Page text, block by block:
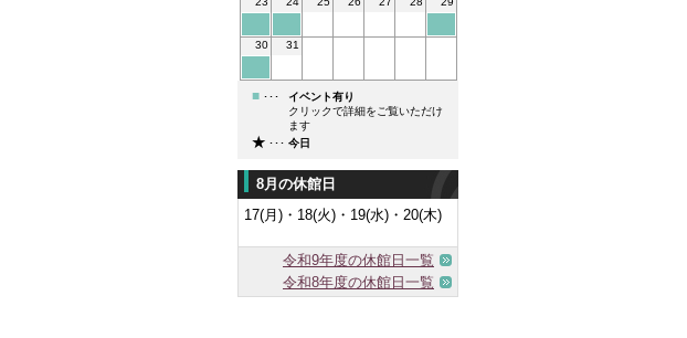
30 31
■ ･･･
イベント有り
クリックで詳細をご覧いただけ
ます
★ ･･･ 今日
8月の休館日
17(月)・18(火)・19(水)・20(木)
令和9年度の休館日一覧
令和8年度の休館日一覧